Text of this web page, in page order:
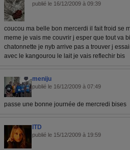
publié le 16/12/2009 à 09:39
coucou ma belle bon mercerdi il fait froid se
meme je vais me couvrir j esper que tout va
chatonnette je nyb arrive pas a trouver j
avec le kangourou le lait je vais reflechir bis
meniju
publié le 16/12/2009 à 07:49
passe une bonne journée de mercredi bises
ITD
publié le 15/12/2009 à 19:59